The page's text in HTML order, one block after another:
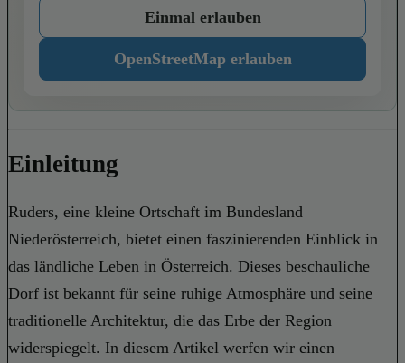
Einmal erlauben
OpenStreetMap erlauben
Einleitung
Ruders, eine kleine Ortschaft im Bundesland
Niederösterreich, bietet einen faszinierenden Einblick in
das ländliche Leben in Österreich. Dieses beschauliche
Dorf ist bekannt für seine ruhige Atmosphäre und seine
traditionelle Architektur, die das Erbe der Region
widerspiegelt. In diesem Artikel werfen wir einen